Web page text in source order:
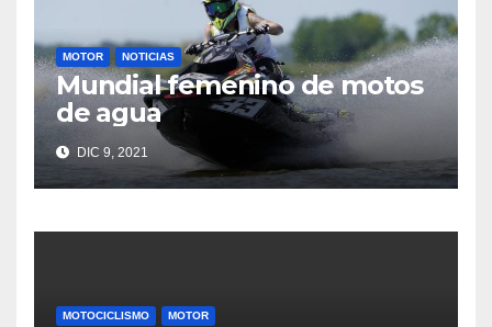
MOTOR NOTICIAS
Mundial femenino de motos
de agua
DIC 9, 2021
MOTOCICLISMO MOTOR